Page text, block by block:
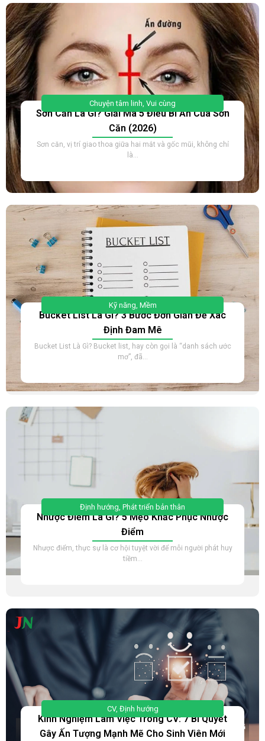
Chuyện tâm linh Vui cùng
Sơn Căn Là Gì? Giải Mã 5 Điều Bí Ẩn Của Sơn
Căn (2026)
Sơn căn, vị trí giao thoa giữa hai mắt và gốc mũi, không chỉ
là...
Kỹ năng Mềm
Bucket List Là Gì? 3 Bước Đơn Giản Để Xác
Định Đam Mê
Bucket List Là Gì? Bucket list, hay còn gọi là “danh sách ước
mơ”, đã...
Định hướng Phát triển bản thân
Nhược Điểm Là Gì? 5 Mẹo Khắc Phục Nhược
Điểm
Nhược điểm, thực sự là cơ hội tuyệt vời để mỗi người phát huy
tiềm...
CV, Định hướng
Kinh Nghiệm Làm Việc Trong CV: 7 Bí Quyết
Gây Ấn Tượng Mạnh Mẽ Cho Sinh Viên Mới